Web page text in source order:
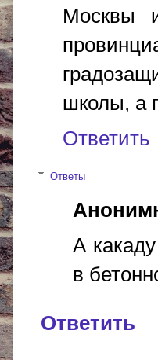
Москвы
школы, а
Ответить
Ответы
А
в
Ответить